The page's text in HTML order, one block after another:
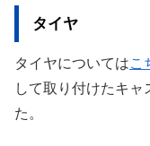
タイヤ
タイヤについてはこ
して取り付けたキ
た。